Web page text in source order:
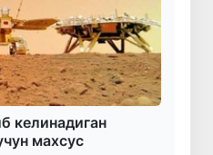
келинадиган
махсус